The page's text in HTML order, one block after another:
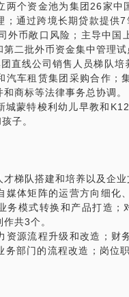
两个资金池为集团26家
；通过跨境长期贷款提供
外币敞口风险；主导中国
二批外币资金集中管理试
直线公司销售人员梯队
汽车租赁集团采购合作；
商标等法律事务总协调。
城蒙特梭利幼儿早教和
子。
梯队搭建和培养以及企业
媒体矩阵的运营方向细化
务模式转换和产品打造
共3个。
资源流程升级和改造；财
务部门的流程改造；岗位